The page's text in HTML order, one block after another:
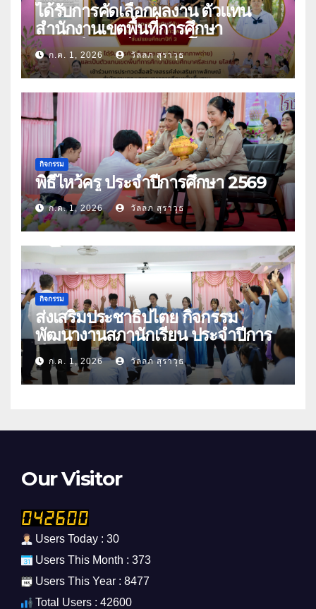
ได้รับการคัดเลือกผลงาน ตัวแทน
สำนักงานเขตพื้นที่การศึกษา
มัธยมศึกษาศรีสะเกษ ยโสธร
ก.ค. 1, 2026 วัลลภ สุราวุธ
กิจกรรม
พิธีไหว้ครู ประจำปีการศึกษา 2569
ก.ค. 1, 2026 วัลลภ สุราวุธ
กิจกรรม
ส่งเสริมประชาธิปไตย กิจกรรม
พัฒนางานสภานักเรียน ประจำปีการ
ศึกษา 2569
ก.ค. 1, 2026 วัลลภ สุราวุธ
Our Visitor
Users Today : 30
Users This Month : 373
Users This Year : 8477
Total Users : 42600